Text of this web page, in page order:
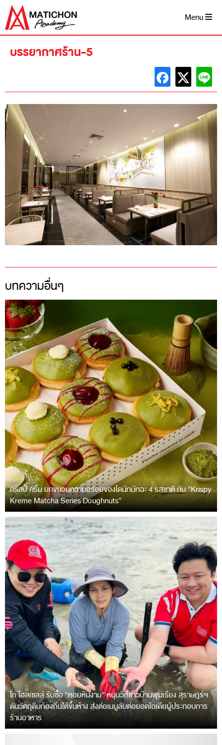
Skip
content
Menu
บรรยากาศร้าน-5
บทความอื่นๆ
คริสปี้ ครีม ยกขบวนความอร่อยของโดนัทมัทฉะ 4 รสชาติ กับ “Krispy
Kreme Matcha Series Doughnuts”
โก โฮลเซลล์ รับซื้อ “หอยหินงาม” หนุนวิถีชาวบ้านพุมเรียง สุราษฎร์ฯ
ดันวัตถุดิบท้องถิ่นใต้ขึ้นห้าง ส่งต่อเมนูลับต่อยอดไอเดียผู้ประกอบการ
ร้านอาหาร